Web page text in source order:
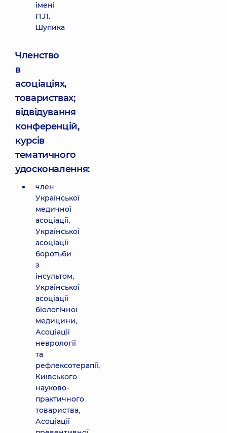
імені
П.Л.
Шупика
Членство
в
асоціаціях,
товариствах;
відвідування
конференцій,
курсів
тематичного
удосконалення:
член
Української
медичної
асоціації,
Української
асоціації
боротьби
з
інсультом,
Української
асоціації
біологічної
медицини,
Асоціації
неврології
та
рефлексотерапії,
Київського
науково-
практичного
товариства,
Асоціації